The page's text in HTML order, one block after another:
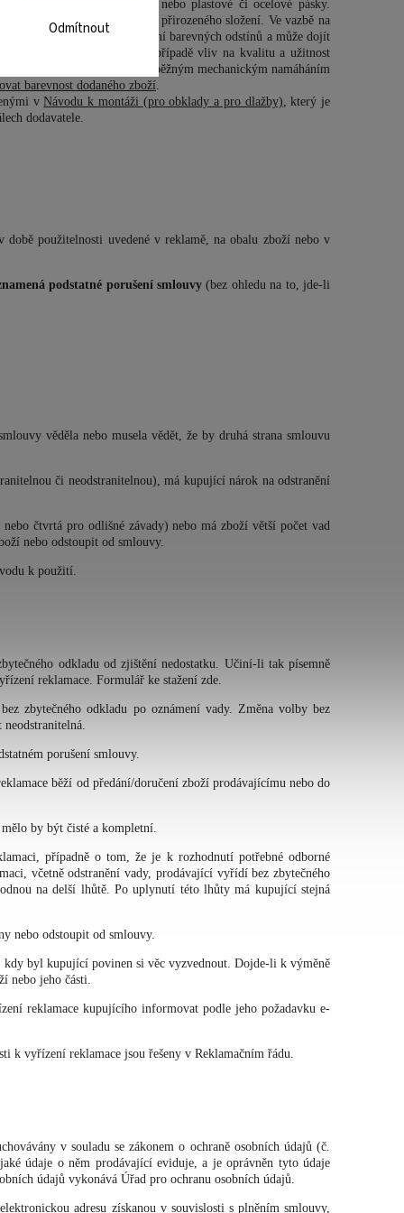
Odmítnout
strečové fólie nebo plastové či ocelové pásky.
ke kolísání jejich vlastního přirozeného složení. Ve vazbě na
a vlhkost, dochází ke kolísání barevných odstínů a může dojít
nemají v žádném případě vliv na kvalitu a užitnost
povětrnostních vlivů a běžným mechanickým namáháním
barevnost dodaného zboží.
vNávodu k montáži (pro obklady a pro dlažby), který je
dodavatele.
použitelnosti uvedené v reklamě, na obalu zboží nebo v
podstatné porušení smlouvy (bez ohledu na to, jde-li
věděla nebo musela vědět, že by druhá strana smlouvu
či neodstranitelnou), má kupující nárok na odstranění
čtvrtá pro odlišné závady) nebo má zboží větší počet vad
nebo odstoupit od smlouvy.
k použití.
odkladu od zjištění nedostatku. Učiní-li tak písemně
reklamace. Formulář ke stažení zde.
zbytečného odkladu po oznámení vady. Změna volby bez
porušení smlouvy.
běží od předání/doručení zboží prodávajícímu nebo do
by být čisté a kompletní.
případně o tom, že je k rozhodnutí potřebné odborné
včetně odstranění vady, prodávající vyřídí bez zbytečného
na delší lhůtě. Po uplynutí této lhůty má kupující stejná
nebo odstoupit od smlouvy.
kdy byl kupující povinen si věc vyzvednout. Dojde-li k výměně
nebo jeho části.
reklamace kupujícího informovat podle jeho požadavku e-
k vyřízení reklamace jsou řešeny v Reklamačním řádu.
v souladu se zákonem o ochraně osobních údajů (č.
údaje o něm prodávající eviduje, a je oprávněn tyto údaje
údajů vykonává Úřad pro ochranu osobních údajů.
adresu získanou v souvislosti s plněním smlouvy,